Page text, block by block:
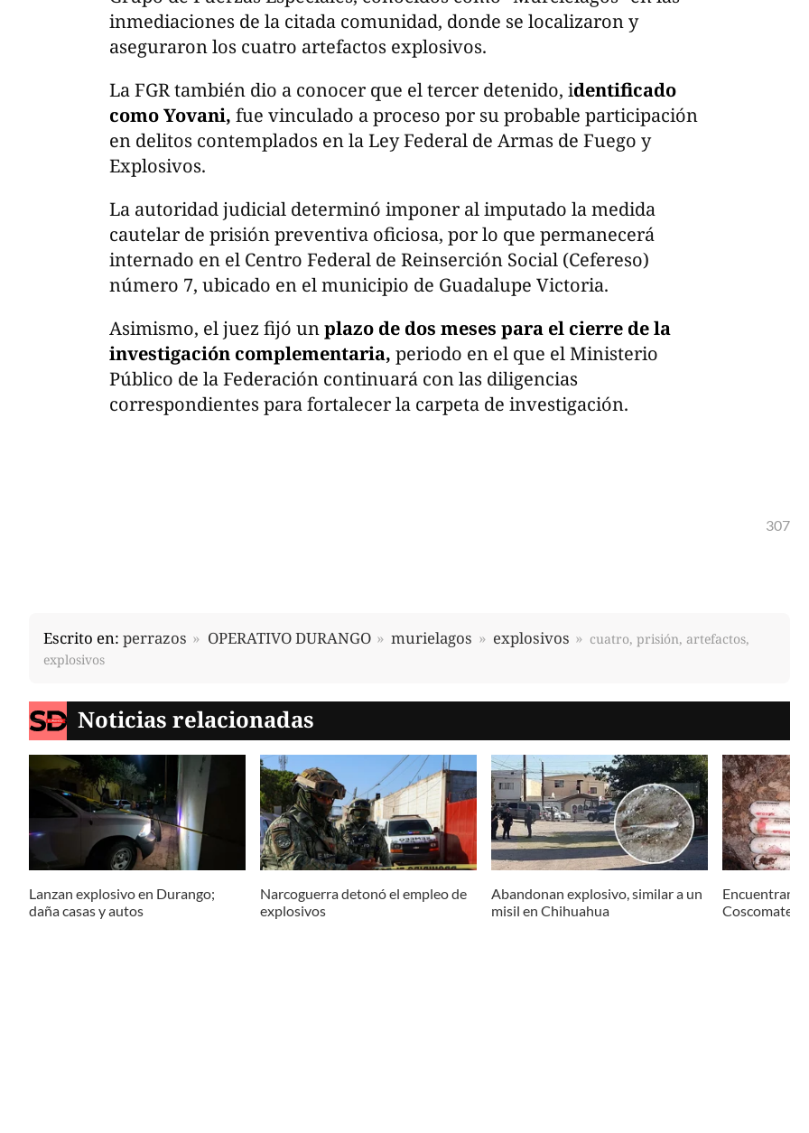
inmediaciones de la citada comunidad, donde se localizaron y
aseguraron los cuatro artefactos explosivos.
La FGR también dio a conocer que el tercer detenido, identificado
como Yovani, fue vinculado a proceso por su probable participación
en delitos contemplados en la Ley Federal de Armas de Fuego y
Explosivos.
La autoridad judicial determinó imponer al imputado la medida
cautelar de prisión preventiva oficiosa, por lo que permanecerá
internado en el Centro Federal de Reinserción Social (Cefereso)
número 7, ubicado en el municipio de Guadalupe Victoria.
Asimismo, el juez fijó unplazo de dos meses para el cierre de la
investigación complementaria, periodo en el que el Ministerio
Público de la Federación continuará con las diligencias
correspondientes para fortalecer la carpeta de investigación.
307
Escrito en: perrazos OPERATIVO DURANGO murielagos explosivos
cuatro, prisión, artefactos,
explosivos
Noticias relacionadas
Lanzan explosivo en Durango;
daña casas y autos
Narcoguerra detonó el empleo de
explosivos
Abandonan explosivo, similar a un
misil en Chihuahua
Encuentran
Coscomate